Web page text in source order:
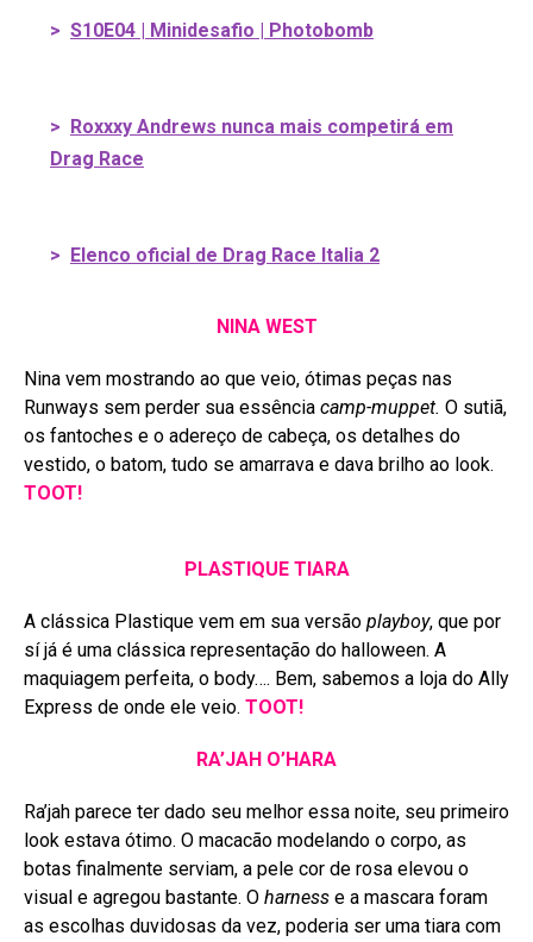
> S10E04 | Minidesafio | Photobomb
> Roxxxy Andrews nunca mais competirá em
Drag Race
> Elenco oficial de Drag Race Italia 2
NINA WEST
Nina vem mostrando ao que veio, ótimas peças nas
Runways sem perder sua essência camp-muppet. O sutiã,
os fantoches e o adereço de cabeça, os detalhes do
vestido, o batom, tudo se amarrava e dava brilho ao look.
TOOT!
PLASTIQUE TIARA
A clássica Plastique vem em sua versão playboy, que por
sí já é uma clássica representação do halloween. A
maquiagem perfeita, o body…. Bem, sabemos a loja do Ally
Express de onde ele veio. TOOT!
RA’JAH O’HARA
Ra’jah parece ter dado seu melhor essa noite, seu primeiro
look estava ótimo. O macacão modelando o corpo, as
botas finalmente serviam, a pele cor de rosa elevou o
visual e agregou bastante. O harness e a mascara foram
as escolhas duvidosas da vez, poderia ser uma tiara com